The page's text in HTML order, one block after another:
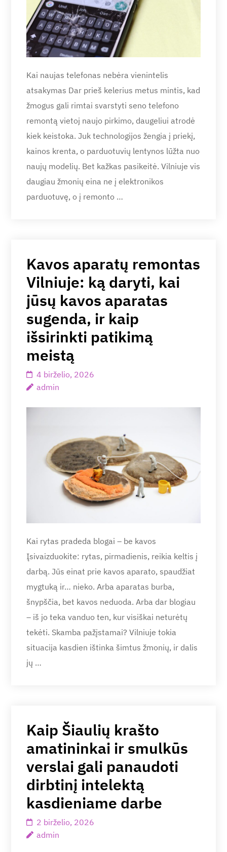
Kai naujas telefonas nebėra vienintelis
atsakymas Dar prieš kelerius metus mintis, kad
žmogus gali rimtai svarstyti seno telefono
remontą vietoj naujo pirkimo, daugeliui atrodė
kiek keistoka. Juk technologijos žengia į priekį,
kainos krenta, o parduotuvių lentynos lūžta nuo
naujų modelių. Bet kažkas pasikeitė. Vilniuje vis
daugiau žmonių eina ne į elektronikos
parduotuvę, o į remonto …
Kavos aparatų remontas
Vilniuje: ką daryti, kai
jūsų kavos aparatas
sugenda, ir kaip
išsirinkti patikimą
meistą
4 birželio, 2026
admin
Kai rytas pradeda blogai – be kavos
Įsivaizduokite: rytas, pirmadienis, reikia keltis į
darbą. Jūs einat prie kavos aparato, spaudžiat
mygtuką ir… nieko. Arba aparatas burba,
šnypščia, bet kavos neduoda. Arba dar blogiau
– iš jo teka vanduo ten, kur visiškai neturėtų
tekėti. Skamba pažįstamai? Vilniuje tokia
situacija kasdien ištinka šimtus žmonių, ir dalis
jų …
Kaip Šiaulių krašto
amatininkai ir smulkūs
verslai gali panaudoti
dirbtinį intelektą
kasdieniame darbe
2 birželio, 2026
admin